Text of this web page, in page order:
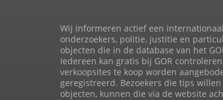
Wij informeren actief een
onderzoekers, politie, justitie en
objecten die in de database van het
Iedereen kan gratis bij GOR
verkoopsites te koop worden
geregistreerd. Bezoekers die tips
objecten, kunnen die via de website